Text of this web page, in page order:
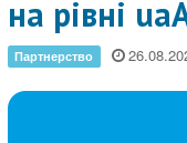
на рівні